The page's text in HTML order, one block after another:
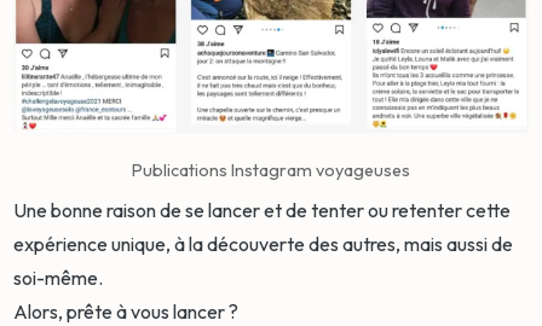
Publications Instagram voyageuses
Une bonne raison de se lancer et de tenter ou retenter cette
expérience unique, à la découverte des autres, mais aussi de
soi-même.
Alors, prête à vous lancer ?